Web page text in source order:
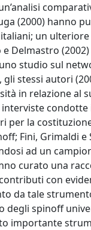
(2000) hanno
un
Delmastro
studio sul
stessi autori
in relazione al
per la
Fini, Grimaldi
ad un
curato una
con
da tale
degli spinoff
importante